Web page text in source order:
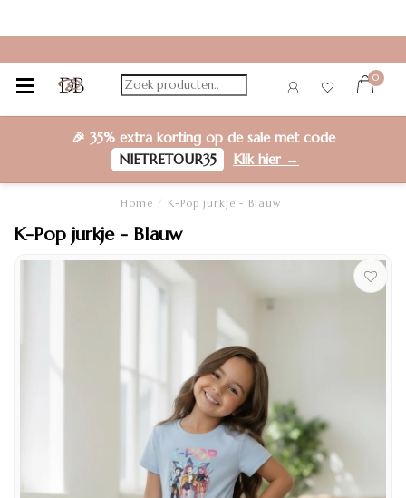
0
🎉 35% extra kortingop de sale met code
NIETRETOUR35
Klik hier →
Home K-Pop jurkje - Blauw
K-Pop jurkje - Blauw